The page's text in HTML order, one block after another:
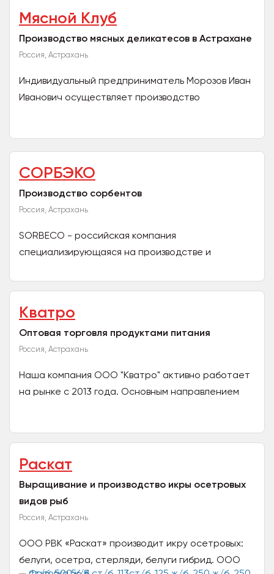
Мясной Клуб
Производство мясных деликатесов в Астрахане
Россия, Астрахань
Индивидуальный предприниматель Морозов Иван
Иванович осуществляет производство
СОРБЭКО
Производство сорбентов
Россия, Астрахань
SORBECO - российская компания
специализирующаяся на производстве и
европейских и российских стандартов...
Кватро
Оптовая торговля продуктами питания
Россия, Астрахань
Наша компания ООО "Кватро" активно работает
на рынке с 2013 года. Основным направлением
Раскат
Выращивание и производство икры осетровых
видов рыб
Россия, Астрахань
ООО РВК «Раскат» производит икру осетровых:
белуги, осетра, стерляди, белуги гибрид. ООО